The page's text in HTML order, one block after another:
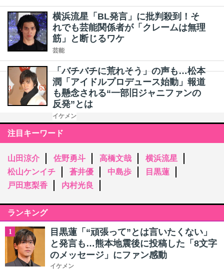
横浜流星「BL発言」に批判殺到！そ
れでも芸能関係者が「クレームは無理
筋」と断じるワケ
芸能
「バチバチに荒れそう」の声も…松本
潤「アイドルプロデュース始動」報道
も懸念される“一部旧ジャニファンの
反発”とは
イケメン
注目キーワード
山田涼介 佐野勇斗 高橋文哉
横浜流星
松山ケンイチ
蒼井優 中島歩
目黒蓮
戸田恵梨香
内村光良
ランキング
1
目黒蓮「“頑張って”とは言いたくない」
と発言も…熊本地震後に投稿した「8文字
のメッセージ」にファン感動
イケメン